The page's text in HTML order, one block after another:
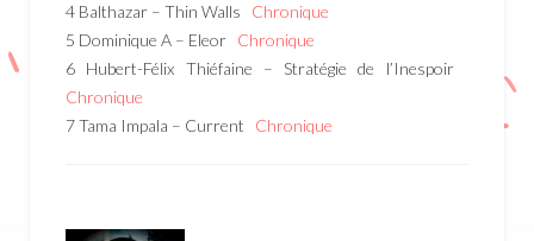
4 Balthazar – Thin Walls Chronique
5 Dominique A – Eleor Chronique
6 Hubert-Félix Thiéfaine – Stratégie de l’Inespoir
Chronique
7 Tama Impala – Current Chronique